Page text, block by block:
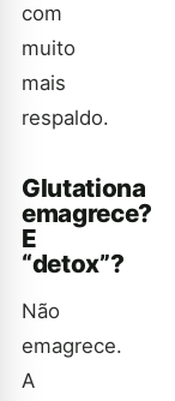
com
muito
mais
respaldo.
Glutationa
emagrece?
E
“detox”?
Não
emagrece.
A